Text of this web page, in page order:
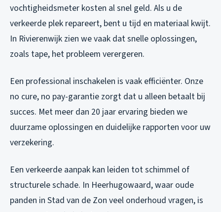
vochtigheidsmeter kosten al snel geld. Als u de
verkeerde plek repareert, bent u tijd en materiaal kwijt.
In Rivierenwijk zien we vaak dat snelle oplossingen,
zoals tape, het probleem verergeren.
Een professional inschakelen is vaak efficiënter. Onze
no cure, no pay-garantie zorgt dat u alleen betaalt bij
succes. Met meer dan 20 jaar ervaring bieden we
duurzame oplossingen en duidelijke rapporten voor uw
verzekering.
Een verkeerde aanpak kan leiden tot schimmel of
structurele schade. In Heerhugowaard, waar oude
panden in Stad van de Zon veel onderhoud vragen, is